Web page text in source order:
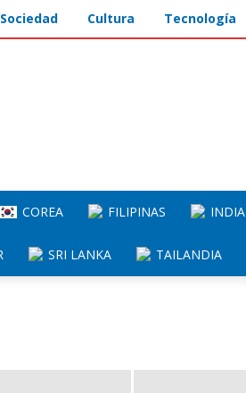
Sociedad Cultura Tecnología
COREA FILIPINAS INDIA
SRI LANKA TAILANDIA